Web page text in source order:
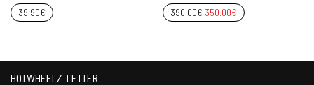
39.90€ 390.00€ 350.00€
HOTWHEELZ-LETTER